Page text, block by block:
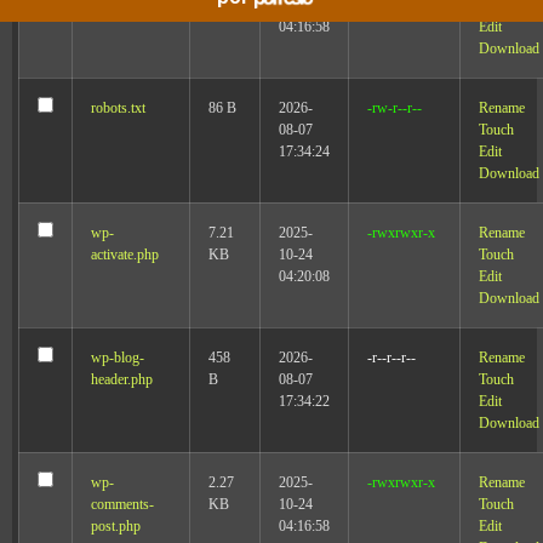
KB
10-24
04:16:58
Edit
Download
robots.txt 86 B
2026-
08-07
17:34:24
-rw-r--r--
Rename
Touch
Edit
Download
wp-
activate.php
7.21
KB
2025-
10-24
04:20:08
-rwxrwxr-x
Rename
Touch
Edit
Download
wp-blog-
header.php
458
B
2026-
08-07
17:34:22
-r--r--r--
Rename
Touch
Edit
Download
wp-
comments-
post.php
2.27
KB
2025-
10-24
04:16:58
-rwxrwxr-x
Rename
Touch
Edit